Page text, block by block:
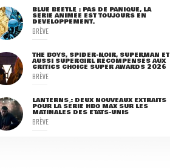
BLUE BEETLE : PAS DE PANIQUE, LA
SÉRIE ANIMÉE EST TOUJOURS EN
DÉVELOPPEMENT.
BRÈVE
THE BOYS, SPIDER-NOIR, SUPERMAN ET
AUSSI SUPERGIRL RÉCOMPENSÉS AUX
CRITICS CHOICE SUPER AWARDS 2026
BRÈVE
LANTERNS : DEUX NOUVEAUX EXTRAITS
POUR LA SÉRIE HBO MAX SUR LES
MATINALES DES ETATS-UNIS
BRÈVE